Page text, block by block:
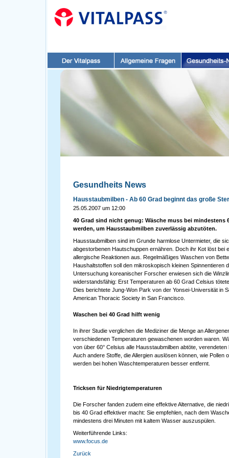
Gesundheits News
Hausstaubmilben - Ab 60 Grad beginnt das große
25.05.2007 um 12:00
40 Grad sind nicht genug: Wäsche muss bei mindestens
werden, um Hausstaubmilben zuverlässig abzutöten.
Hausstaubmilben sind im Grunde harmlose Untermieter, die
abgestorbenen Hautschuppen ernähren. Doch ihr Kot löst bei
allergische Reaktionen aus. Regelmäßiges Waschen von
Haushaltstoffen soll den mikroskopisch kleinen Spinnentieren
Untersuchung koreanischer Forscher erwiesen sich die
widerstandsfähig: Erst Temperaturen ab 60 Grad Celsius
Dies berichtete Jung-Won Park von der Yonsei-Universität in
American Thoracic Society in San Francisco.
Waschen bei 40 Grad hilft wenig
In ihrer Studie verglichen die Mediziner die Menge an
verschiedenen Temperaturen gewaschenen worden waren.
von über 60° Celsius alle Hausstaubmilben abtöte,
Auch andere Stoffe, die Allergien auslösen können, wie Pollen
werden bei hohen Waschtemperaturen besser entfernt.
Tricksen für Niedrigtemperaturen
Die Forscher fanden zudem eine effektive Alternative, die
bis 40 Grad effektiver macht: Sie empfehlen, nach dem
mindestens drei Minuten mit kaltem Wasser auszuspülen.
Weiterführende Links:
www.focus.de
Zurück